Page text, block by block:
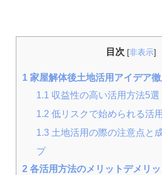
目次 [非表示]
1家屋解体後土地活用アイデア
1.1 収益性の高い活用方法5選
1.2 低リスクで始められる活
1.3 土地活用の際の注意点と
プ
2各活用方法のメリットデメリッ